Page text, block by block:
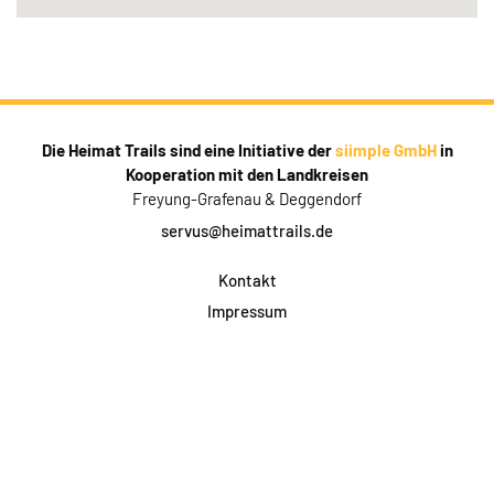
Die Heimat Trails sind eine Initiative dersiimple GmbHin
Kooperation mit den Landkreisen
Freyung-Grafenau & Deggendorf
servus@heimattrails.de
Kontakt
Impressum